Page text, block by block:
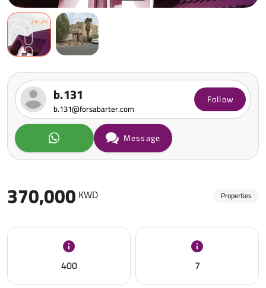
370,000 KWD Properties
400 7
b.131
b.131@forsabarter.com
Follow
Message